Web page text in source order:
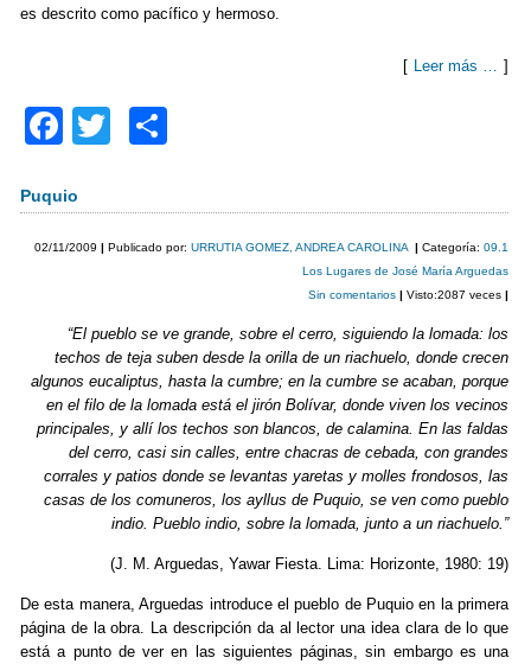
es descrito como pacífico y hermoso.
[ Leer más … ]
F
c
e
o
k
tt
er
m
p
Puquio
02/11/2009 | Publicado por:URRUTIA GOMEZ, ANDREA CAROLINA |Categoría:09.1
Los Lugares de José María Arguedas
Sin comentarios| Visto:2087 veces|
“El pueblo se ve grande, sobre el cerro, siguiendo la lomada: los
techos de teja suben desde la orilla de un riachuelo, donde crecen
algunos eucaliptus, hasta la cumbre; en la cumbre se acaban, porque
en el filo de la lomada está el jirón Bolívar, donde viven los vecinos
principales, y allí los techos son blancos, de calamina. En las faldas
del cerro, casi sin calles, entre chacras de cebada, con grandes
corrales y patios donde se levantas yaretas y molles frondosos, las
casas de los comuneros, los ayllus de Puquio, se ven como pueblo
indio. Pueblo indio, sobre la lomada, junto a un riachuelo.”
(J. M. Arguedas, Yawar Fiesta. Lima: Horizonte, 1980: 19)
De esta manera, Arguedas introduce el pueblo de Puquio en la primera
página de la obra. La descripción da al lector una idea clara de lo que
está a punto de ver en las siguientes páginas, sin embargo es una